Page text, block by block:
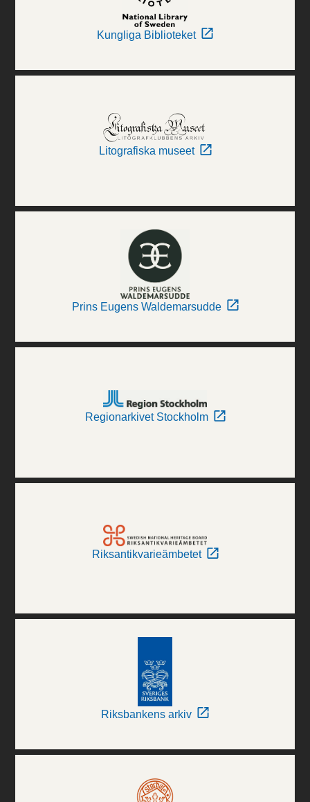
Kungliga Biblioteket
Litografiska museet
Prins Eugens Waldemarsudde
Regionarkivet Stockholm
Riksantikvarieämbetet
Riksbankens arkiv